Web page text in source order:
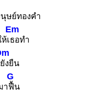
ษย์ทองคำ
เ
Em
ธอทำ
ยังยืน
า
G
ฟื้น